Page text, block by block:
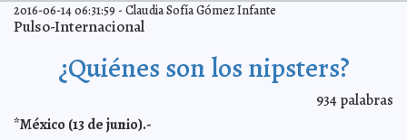
2016-06-15 11:58:43 Café, fuera de la lista de cancerígenos
Ramos Pérez
Armando León Borges
¿Cuál es el origen del Día del Padre?
2016-06-15 11:50:52 Tiburón ataca a niña de 5 años
2016-06-14 06:31:59 -Claudia Sofía Gómez Infante
Pulso-Internacional
¿Quiénes son los nipsters?
934palabras
*México (13 de junio).-